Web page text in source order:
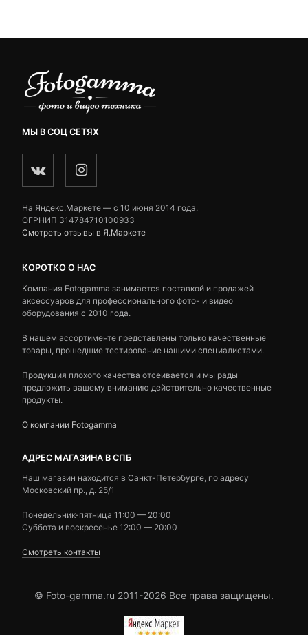
МЫ В СОЦ СЕТЯХ
На Яндекс.Маркете — c 10 июня 2014 года.
ОГРНИП 314784710100933
Смотреть отзывы в Я.Маркете
КОРОТКО О НАС
Компания Fotogamma занимается поставкой и продажей
аксессуаров для профессионального фото- и видео
оборудования с 2010 года.
В нашем ассортименте представлены только качественные
товары, прошедшие тестирование нашими специалистами.
Продукция плохого качества отсеивается и мы рады
предложить вашему вниманию действительно качественные
продукты.
О компании Fotogamma
АДРЕС МАГАЗИНА В СПБ
Наш магазин находится в Санкт-Петербурге, по адресу
Московский пр., д. 25/1
Понедельник-пятница 11:00 — 20:00
Суббота и воскресенье 12:00 — 20:00
Смотреть контакты
© Foto-gamma.ru 2011-2026 Все права защищены.